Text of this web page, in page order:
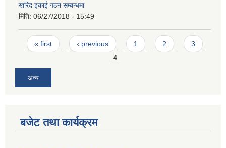
खरिद इकाई गठन सम्बन्धमा
मिति: 06/27/2018 - 15:49
Pages
« first ‹ previous 1 2
3
4
अन्य
बजेट तथा कार्यक्रम